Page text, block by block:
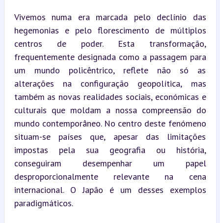
Vivemos numa era marcada pelo declínio das
hegemonias e pelo florescimento de múltiplos
centros de poder. Esta transformação,
frequentemente designada como a passagem para
um mundo policêntrico, reflete não só as
alterações na configuração geopolítica, mas
também as novas realidades sociais, económicas e
culturais que moldam a nossa compreensão do
mundo contemporâneo. No centro deste fenómeno
situam-se países que, apesar das limitações
impostas pela sua geografia ou história,
conseguiram desempenhar um papel
desproporcionalmente relevante na cena
internacional. O Japão é um desses exemplos
paradigmáticos.